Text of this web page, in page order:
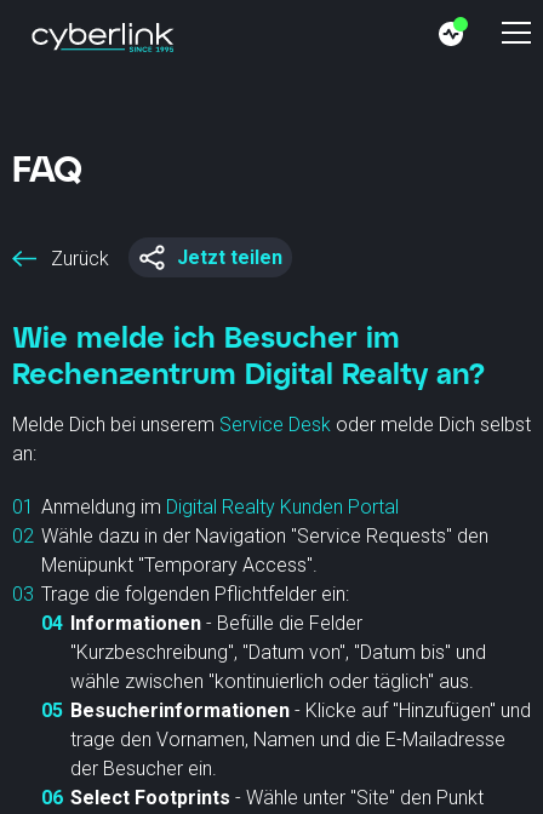
FAQ
Zurück Jetzt teilen
Wie melde ich Besucher im
Rechenzentrum Digital Realty an?
Melde Dich bei unserem Service Desk oder melde Dich selbst
an:
Anmeldung im Digital Realty Kunden Portal
Wähle dazu in der Navigation "Service Requests" den
Menüpunkt "Temporary Access".
Trage die folgenden Pflichtfelder ein:
Informationen - Befülle die Felder
"Kurzbeschreibung", "Datum von", "Datum bis" und
wähle zwischen "kontinuierlich oder täglich" aus.
Besucherinformationen - Klicke auf "Hinzufügen" und
trage den Vornamen, Namen und die E-Mailadresse
der Besucher ein.
Select Footprints - Wähle unter "Site" den Punkt